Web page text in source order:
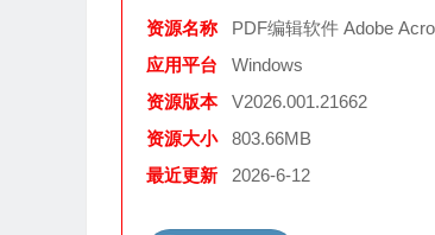
资源名称
PDF编辑软件 Adobe
应用平台
Windows
资源版本
V2026.001.21662
资源大小
803.66MB
最近更新
2026-6-12